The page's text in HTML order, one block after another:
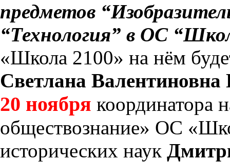
предметов
“Технология” в ОС
«Школа 2100» на нём
Светлана
20 ноября координатора
обществознание» ОС
исторических наук